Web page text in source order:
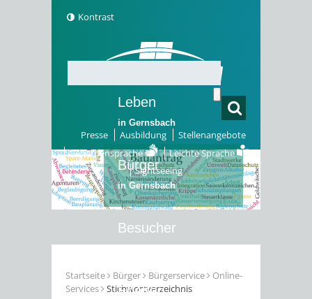
Kontrast
Presse Ausbildung
Stellenangebote
Gebärdensprache
Leichte Sprache
Sightseeing
Leben
in Gernsbach
Bürger
in Gernsbach
Besucher
Erleben
Startseite Bürger Bürgerservice
Online-
Services
Stichwortverzeichnis